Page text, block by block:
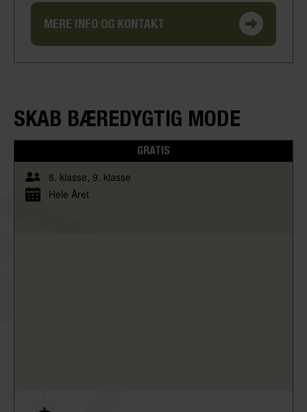
MERE INFO OG KONTAKT
SKAB BÆREDYGTIG MODE
GRATIS
8. klasse 9. klasse
Hele Året